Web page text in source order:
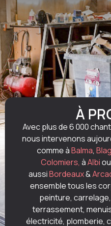
À
Avec plus de 6 000
nous intervenons
comme àBalma,
Colomiers, àAlbiou
aussiBordeaux&
ensemble tous les
peinture,
terrassement,
électricité, plomberie,